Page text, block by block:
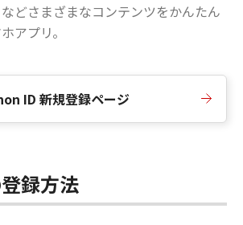
どさまざまなコンテンツをかんたん
アプリ。
ID 新規登録ページ
録方法